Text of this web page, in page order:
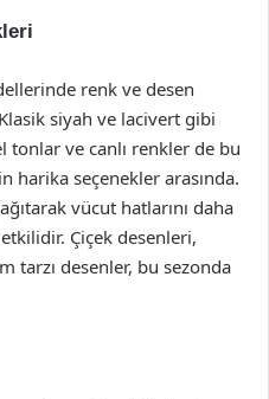
renk ve desen
siyah ve lacivert gibi
tonlar ve canlı renkler de bu
harika seçenekler arasında.
vücut hatlarını daha
Çiçek desenleri,
tarzı desenler, bu sezonda